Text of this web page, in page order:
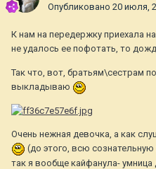
Опубликовано 20 июля,
К нам на передержку приехала
не удалось ее пофотать, то
Так что, вот, братьям\сестрам
выкладываю
Очень нежная девочка, а как
(до этого, всю сознательную
так я вообще кайфанула- умница